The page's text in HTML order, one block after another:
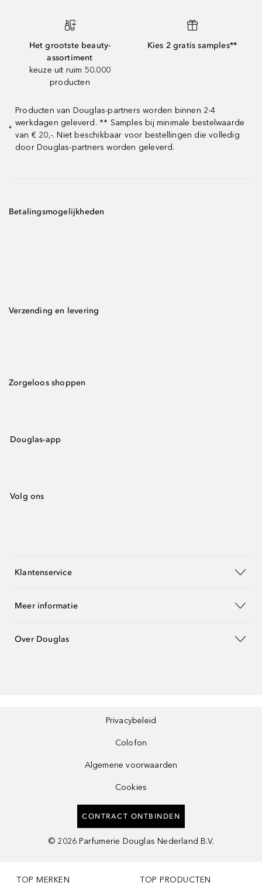
Het grootste beauty-
assortiment
keuze uit ruim 50.000
producten
Kies 2 gratis samples**
*
Producten van Douglas-partners worden binnen 2-4
werkdagen geleverd. ** Samples bij minimale bestelwaarde
van € 20,-. Niet beschikbaar voor bestellingen die volledig
door Douglas-partners worden geleverd.
Betalingsmogelijkheden
Verzending en levering
Zorgeloos shoppen
Douglas-app
Volg ons
Klantenservice
Meer informatie
Over Douglas
Privacybeleid
Colofon
Algemene voorwaarden
Cookies
CONTRACT ONTBINDEN
© 2026 Parfumerie Douglas Nederland B.V.
TOP MERKEN TOP PRODUCTEN